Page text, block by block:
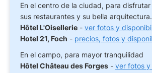
En el centro de la ciudad, para
sus restaurantes y su bella arquitectura.
Hôtel L'Oisellerie - ver fotos y
Hotel 21, Foch - precios, fotos y
En el campo, para mayor tranquilidad
Hôtel Château des Forges - ver fotos